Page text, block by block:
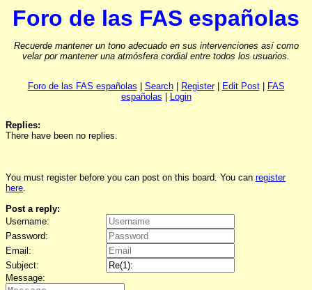
Foro de las FAS españolas
Recuerde mantener un tono adecuado en sus intervenciones así como
velar por mantener una atmósfera cordial entre todos los usuarios.
Foro de las FAS españolas Search| Register| Edit Post|
FAS
españolas
Login
Replies:
There have been no replies.
You must register before you can post on this board. You can register
here.
Post a reply:
Username:
Password:
Email:
Subject:
Message: